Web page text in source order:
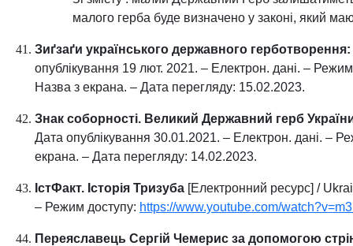
малого герба буде визначено у законі, який
Зиґзаґи українського державного герботворення:
опублікування 19 лют. 2021. – Електрон. дані. –
Назва з екрана. – Дата перегляду: 15.02.2023.
Знак соборності. Великий Державний герб
Дата опублікування 30.01.2021. – Електрон. дані. –
екрана. – Дата перегляду: 14.02.2023.
ІстФакт. Історія Тризуба [Електронний ресурс] /
– Режим доступу: https://www.youtube.com/
Переяславець Сергій Чемерис за допомогою